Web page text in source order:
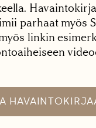
parhaat myös
linkin